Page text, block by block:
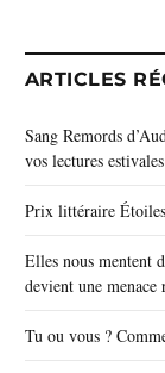
ARTICLES
Sang Remords
vos lectures estivales
Prix littéraire
Elles nous mentent
devient une menace
Tu ou vous ?